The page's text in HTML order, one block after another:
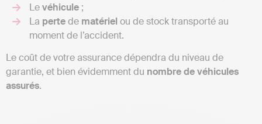
Levéhicule ;
La pertede matériel ou de stock transporté au
moment de l’accident.
Le coût de votre assurance dépendra du niveau de
garantie, et bien évidemment du nombredevéhicules
assurés.